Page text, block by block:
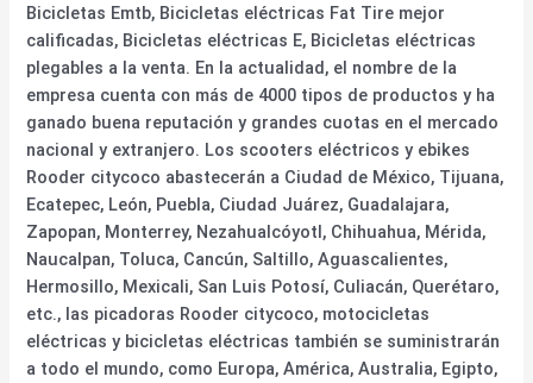
Bicicletas Emtb, Bicicletas eléctricas Fat Tire mejor
calificadas, Bicicletas eléctricas E, Bicicletas eléctricas
plegables a la venta. En la actualidad, el nombre de la
empresa cuenta con más de 4000 tipos de productos y ha
ganado buena reputación y grandes cuotas en el mercado
nacional y extranjero. Los scooters eléctricos y ebikes
Rooder citycoco abastecerán a Ciudad de México, Tijuana,
Ecatepec, León, Puebla, Ciudad Juárez, Guadalajara,
Zapopan, Monterrey, Nezahualcóyotl, Chihuahua, Mérida,
Naucalpan, Toluca, Cancún, Saltillo, Aguascalientes,
Hermosillo, Mexicali, San Luis Potosí, Culiacán, Querétaro,
etc., las picadoras Rooder citycoco, motocicletas
eléctricas y bicicletas eléctricas también se suministrarán
a todo el mundo, como Europa, América, Australia, Egipto,